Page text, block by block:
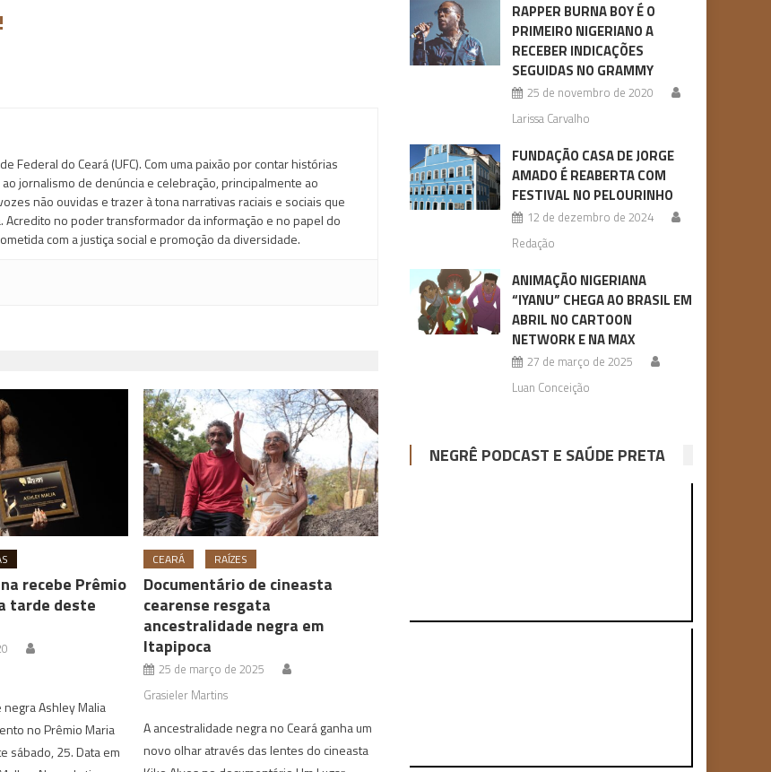
Federal do Ceará (UFC). Com uma paixão por contar histórias
jornalismo de denúncia e celebração, principalmente ao
não ouvidas e trazer à tona narrativas raciais e sociais que
Acredito no poder transformador da informação e no papel do
com a justiça social e promoção da diversidade.
recebe Prêmio
tarde deste
Ashley Malia
no Prêmio Maria
sábado, 25. Data em
CEARÁ RAÍZES
Documentário de cineasta
cearense resgata
ancestralidade negra em
Itapipoca
25 de março de 2025
Grasieler Martins
A ancestralidade negra no Ceará ganha um
novo olhar através das lentes do cineasta
RAPPER BURNA BOY É O
PRIMEIRO NIGERIANO A
RECEBER INDICAÇÕES
SEGUIDAS NO GRAMMY
25 de novembro de 2020
Larissa Carvalho
FUNDAÇÃO CASA DE JORGE
AMADO É REABERTA COM
FESTIVAL NO PELOURINHO
12 de dezembro de 2024
Redação
ANIMAÇÃO NIGERIANA
“IYANU” CHEGA AO BRASIL EM
ABRIL NO CARTOON
NETWORK E NA MAX
27 de março de 2025
Luan Conceição
NEGRÊ PODCAST E SAÚDE PRETA